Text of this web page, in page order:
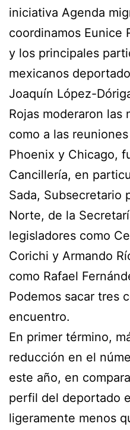
iniciativa Agenda
coordinamos Eunice
y los principales
mexicanos
Joaquín López-
Rojas moderaron las
como a las
Phoenix y Chicago,
Cancillería, en
Sada, Subsecretario
Norte, de la
legisladores como
Corichi y Armando
como Rafael
Podemos sacar tres
encuentro.
En primer término,
reducción en el
este año, en
perfil del deportado
ligeramente menos